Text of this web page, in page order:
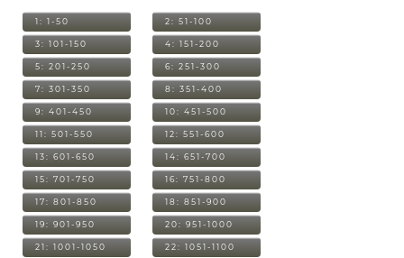
1: 1-50 2: 51-100
3: 101-150 4: 151-200
5: 201-250 6: 251-300
7: 301-350 8: 351-400
9: 401-450 10: 451-500
11: 501-550 12: 551-600
13: 601-650 14: 651-700
15: 701-750 16: 751-800
17: 801-850 18: 851-900
19: 901-950 20: 951-1000
21: 1001-1050 22: 1051-1100